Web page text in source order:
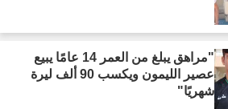
"مراهق يبلغ من العمر 14 عامًا يبيع
عصير الليمون ويكسب 90 ألف ليرة
شهريًا"